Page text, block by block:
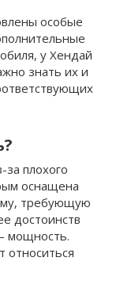
особые
у Хендай
знать их и
плохого
оснащена
требующую
достоинств
мощность.
относиться